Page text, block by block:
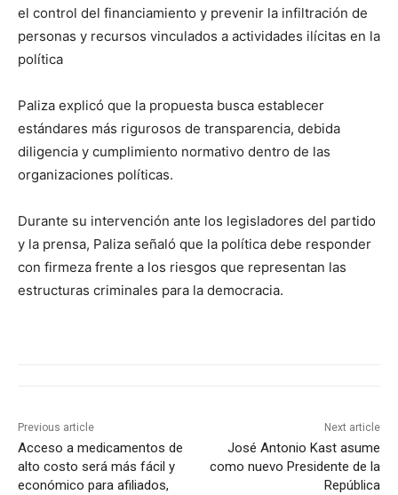
el control del financiamiento y prevenir la infiltración de
personas y recursos vinculados a actividades ilícitas en la
política
Paliza explicó que la propuesta busca establecer
estándares más rigurosos de transparencia, debida
diligencia y cumplimiento normativo dentro de las
organizaciones políticas.
Durante su intervención ante los legisladores del partido
y la prensa, Paliza señaló que la política debe responder
con firmeza frente a los riesgos que representan las
estructuras criminales para la democracia.
Previous article
Acceso a medicamentos de
alto costo será más fácil y
económico para afiliados,
Next article
José Antonio Kast asume
como nuevo Presidente de la
República